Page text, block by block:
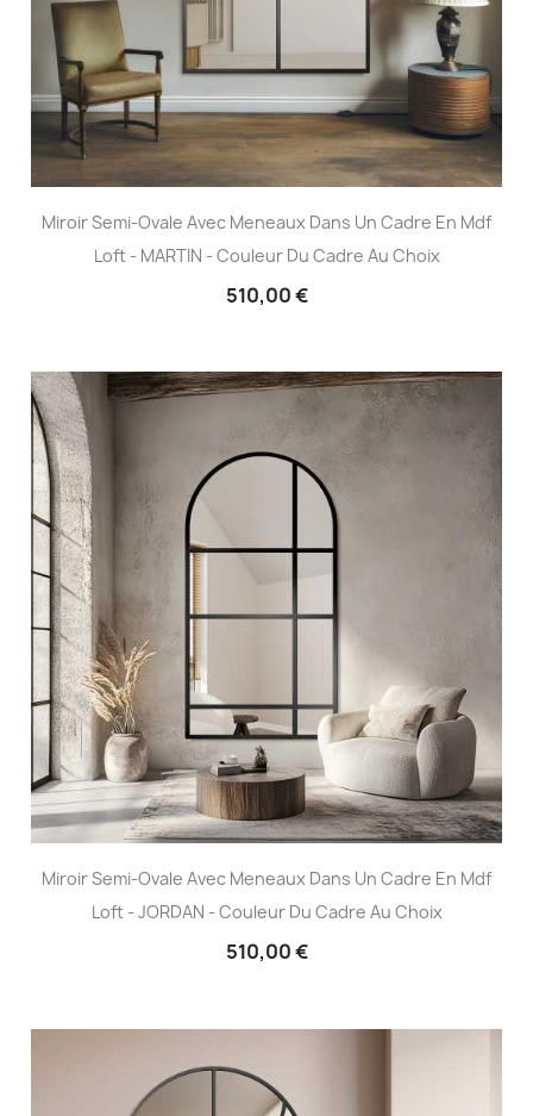
Miroir Semi-Ovale Avec Meneaux Dans Un Cadre En Mdf
Loft - MARTIN - Couleur Du Cadre Au Choix
510,00 €
Miroir Semi-Ovale Avec Meneaux Dans Un Cadre En Mdf
Loft - JORDAN - Couleur Du Cadre Au Choix
510,00 €